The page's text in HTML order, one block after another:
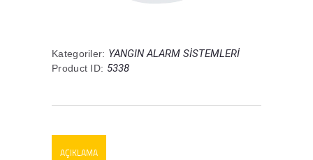
Kategoriler: YANGIN ALARM SİSTEMLERİ
Product ID: 5338
AÇIKLAMA